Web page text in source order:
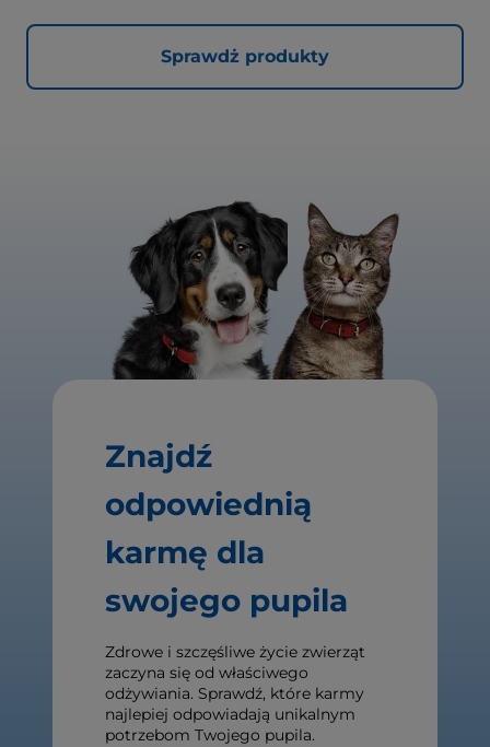
Sprawdż produkty
Znajdź
odpowiednią
karmę dla
swojego pupila
Zdrowe i szczęśliwe życie zwierząt
zaczyna się od właściwego
odżywiania. Sprawdź, które karmy
najlepiej odpowiadają unikalnym
potrzebom Twojego pupila.